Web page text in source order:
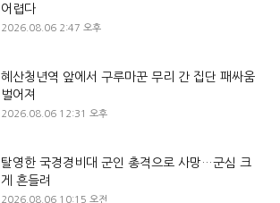
어렵다
2026.08.06 2:47 오후
혜산청년역 앞에서 구루마꾼 무리 간 집단 패싸움
벌어져
2026.08.06 12:31 오후
탈영한 국경경비대 군인 총격으로 사망…군심 크
게 흔들려
2026.08.06 10:15 오전